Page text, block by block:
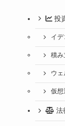
投
イデ
積み
ウェ
仮想
法